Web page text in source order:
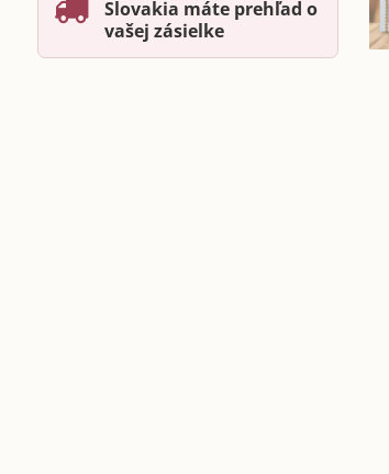
Slovakia máte prehľad o
vašej zásielke